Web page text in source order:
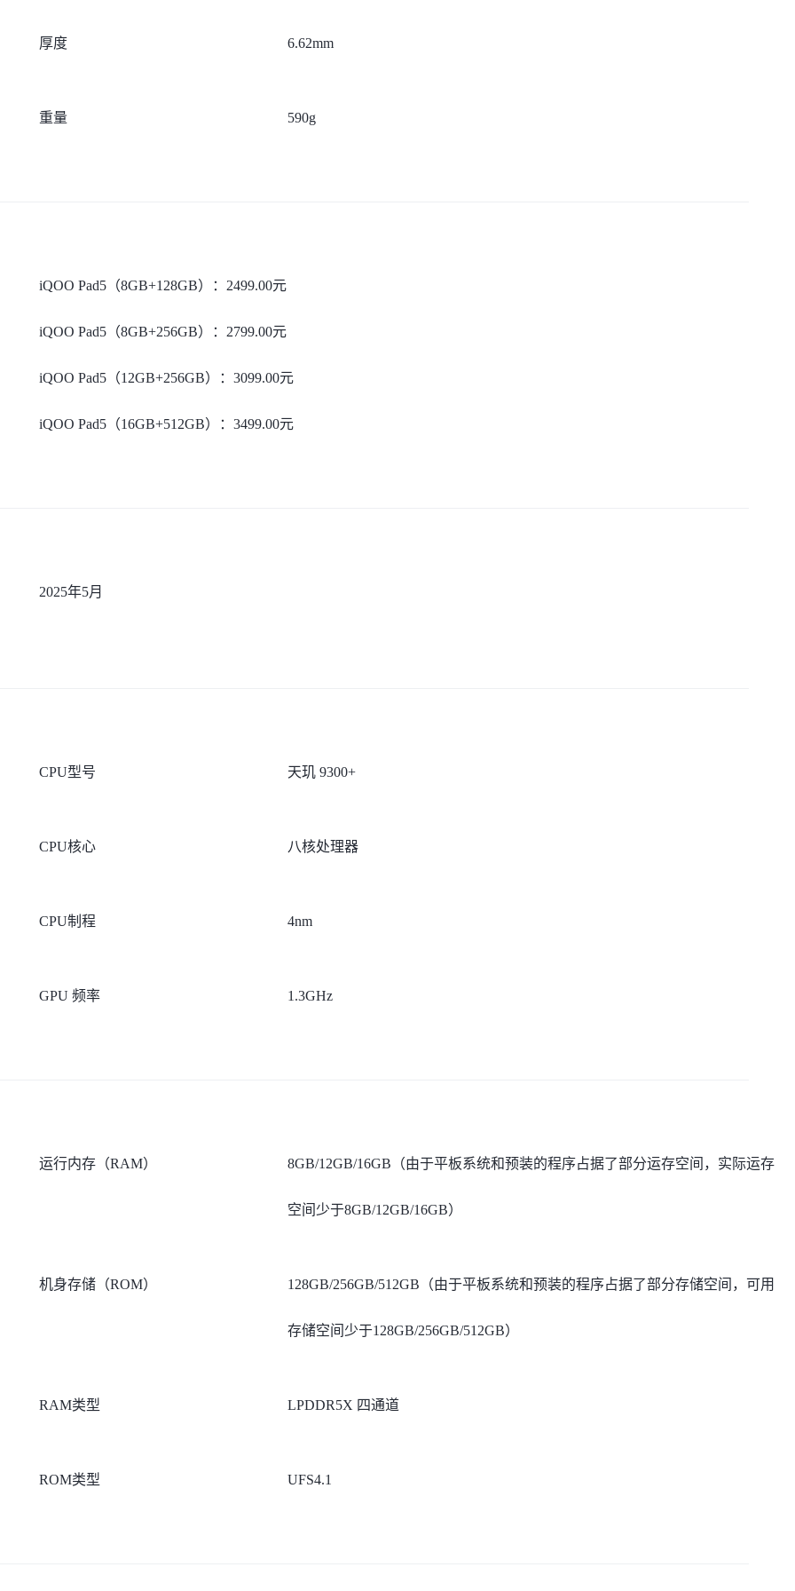
厚度 6.62mm
重量 590g
iQOO Pad5（8GB+128GB）：2499.00元
iQOO Pad5（8GB+256GB）：2799.00元
iQOO Pad5（12GB+256GB）：3099.00元
iQOO Pad5（16GB+512GB）：3499.00元
2025年5月
CPU型号 天玑 9300+
CPU核心 八核处理器
CPU制程 4nm
GPU 频率 1.3GHz
运行内存（RAM） 8GB/12GB/16GB（由于平板系统和预装的程序占据了部分运存空间，实际运存
空间少于8GB/12GB/16GB）
机身存储（ROM） 128GB/256GB/512GB（由于平板系统和预装的程序占据了部分存储空间，可用
存储空间少于128GB/256GB/512GB）
RAM类型 LPDDR5X 四通道
ROM类型 UFS4.1